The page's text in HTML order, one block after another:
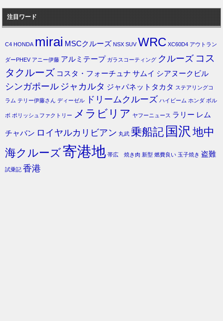
注目ワード
C4 HONDA mirai MSCクルーズ NSX SUV WRC XC60D4 アウトラン
ダーPHEV アニー伊藤 アルミテープ ガラスコーティング クルーズ コス
タクルーズ コスタ・フォーチュナ サムイ シアヌークビル
シンガポール ジャカルタ ジャパネットタカタ ステアリングコ
ラム テリー伊藤さん ディーゼル ドリームクルーズ ハイビーム ホンダ ボル
ボ ポリッシュファクトリー メラビリア ヤフーニュース ラリー レム
チャバン ロイヤルカリビアン 丸武 乗船記 国沢 地中
海クルーズ寄港地 帯広 焼き肉 新型 燃費良い 玉子焼き 盗難
試乗記 香港